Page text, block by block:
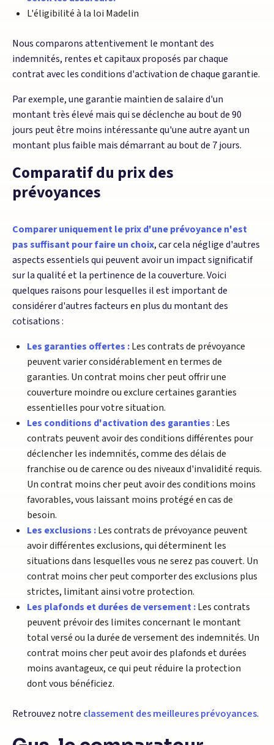
L'éligibilité à la loi Madelin
Nous comparons attentivement le montant des
indemnités, rentes et capitaux proposés par chaque
contrat avec les conditions d'activation de chaque garantie.
Par exemple, une garantie maintien de salaire d'un
montant très élevé mais qui se déclenche au bout de 90
jours peut être moins intéressante qu'une autre ayant un
montant plus faible mais démarrant au bout de 7 jours.
Comparatif du prix des
prévoyances
Comparer uniquement le prix d'une prévoyance n'est
pas suffisant pour faire un choix, car cela néglige d'autres
aspects essentiels qui peuvent avoir un impact significatif
sur la qualité et la pertinence de la couverture. Voici
quelques raisons pour lesquelles il est important de
considérer d'autres facteurs en plus du montant des
cotisations :
Les garanties offertes :Les contrats de prévoyance
peuvent varier considérablement en termes de
garanties. Un contrat moins cher peut offrir une
couverture moindre ou exclure certaines garanties
essentielles pour votre situation.
Les conditions d'activation des garanties: Les
contrats peuvent avoir des conditions différentes pour
déclencher les indemnités, comme des délais de
franchise ou de carence ou des niveaux d'invalidité requis.
Un contrat moins cher peut avoir des conditions moins
favorables, vous laissant moins protégé en cas de
besoin.
Les exclusions :Les contrats de prévoyance peuvent
avoir différentes exclusions, qui déterminent les
situations dans lesquelles vous ne serez pas couvert. Un
contrat moins cher peut comporter des exclusions plus
strictes, limitant ainsi votre protection.
Les plafonds et durées de versement :Les contrats
peuvent prévoir des limites concernant le montant
total versé ou la durée de versement des indemnités. Un
contrat moins cher peut avoir des plafonds et durées
moins avantageux, ce qui peut réduire la protection
dont vous bénéficiez.
Retrouvez notre classement des meilleures prévoyances.